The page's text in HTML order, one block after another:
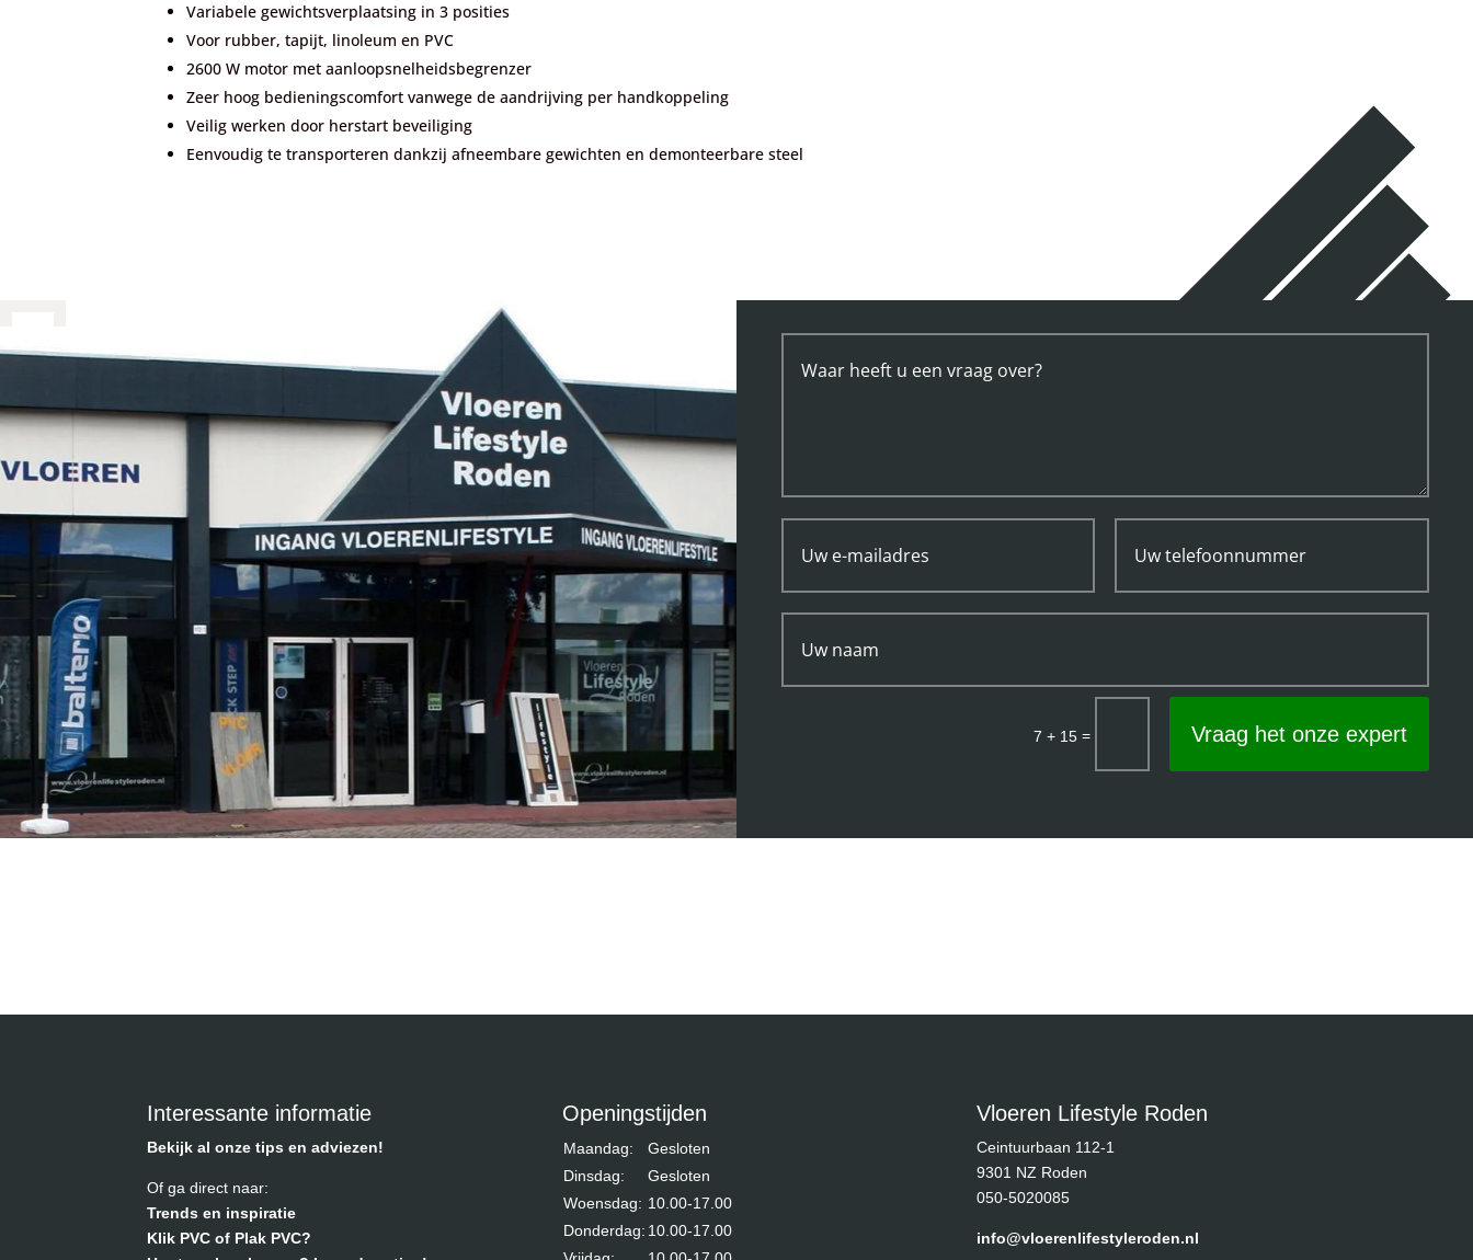
Variabele gewichtsverplaatsing in 3 posities
Voor rubber, tapijt, linoleum en PVC
2600 W motor met aanloopsnelheidsbegrenzer
Zeer hoog bedieningscomfort vanwege de aandrijving per handkoppeling
Veilig werken door herstart beveiliging
Eenvoudig te transporteren dankzij afneembare gewichten en demonteerbare steel
7 + 15 = Vraag het onze expert
Interessante informatie
Bekijk al onze tips en adviezen!
Of ga direct naar:
Trends en inspiratie
Klik PVC of Plak PVC?
Openingstijden
Maandag:
Gesloten
Dinsdag:
Gesloten
Woensdag: 10.00-17.00
Donderdag: 10.00-17.00
Vloeren Lifestyle Roden
Ceintuurbaan 112-1
9301 NZ Roden
050-5020085
info@vloerenlifestyleroden.nl